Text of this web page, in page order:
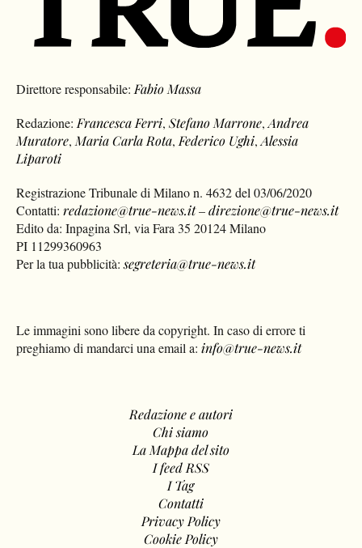
Direttore responsabile: Fabio Massa
Redazione: Francesca Ferri,Stefano Marrone,Andrea
Muratore, Maria Carla Rota, Federico Ughi,Alessia
Liparoti
Registrazione Tribunale di Milano n. 4632 del 03/06/2020
Contatti:redazione@true-news.it–direzione@true-news.it
Edito da: Inpagina Srl, via Fara 35 20124 Milano
PI 11299360963
Per la tua pubblicità:segreteria@true-news.it
Le immagini sono libere da copyright. In caso di errore ti
preghiamo di mandarci una email a: info@true-news.it
Redazione e autori
Chi siamo
La Mappa del sito
I feed RSS
I Tag
Contatti
Privacy Policy
Cookie Policy